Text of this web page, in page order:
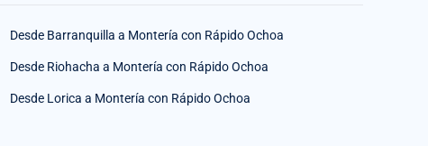
Desde Barranquilla a Montería con Rápido Ochoa
Desde Riohacha a Montería con Rápido Ochoa
Desde Lorica a Montería con Rápido Ochoa